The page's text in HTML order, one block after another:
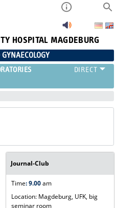
HOSPITAL MAGDEBURG
Journal-Club
Time:9.00 am
Location: Magdeburg, UFK, big
seminar room